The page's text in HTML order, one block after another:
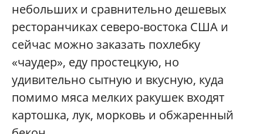
небольших и сравнительно дешевых
ресторанчиках северо-востока США и
сейчас можно заказать похлебку
«чаудер», еду простецкую, но
удивительно сытную и вкусную, куда
помимо мяса мелких ракушек входят
картошка, лук, морковь и обжаренный